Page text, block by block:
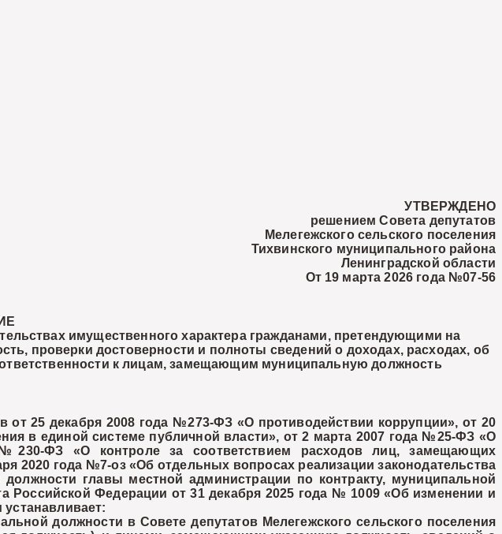
УТВЕРЖДЕНО
решением Совета депутатов
Мелегежского сельского поселения
Тихвинского муниципального района
Ленинградской области
От 19 марта 2026 года №07-56
имущественного характера гражданами, претендующими на
проверки достоверности и полноты сведений о доходах, расходах, об
к лицам, замещающим муниципальную должность
25 декабря 2008 года №273-ФЗ «О противодействии коррупции», от 20
в единой системе публичной власти», от 2 марта 2007 года №25-ФЗ «О
ФЗ «О контроле за соответствием расходов лиц, замещающих
2020 года №7-оз «Об отдельных вопросах реализации законодательства
главы местной администрации по контракту, муниципальной
Федерации от 31 декабря 2025 года № 1009 «Об изменении и
должности в Совете депутатов Мелегежского сельского поселения